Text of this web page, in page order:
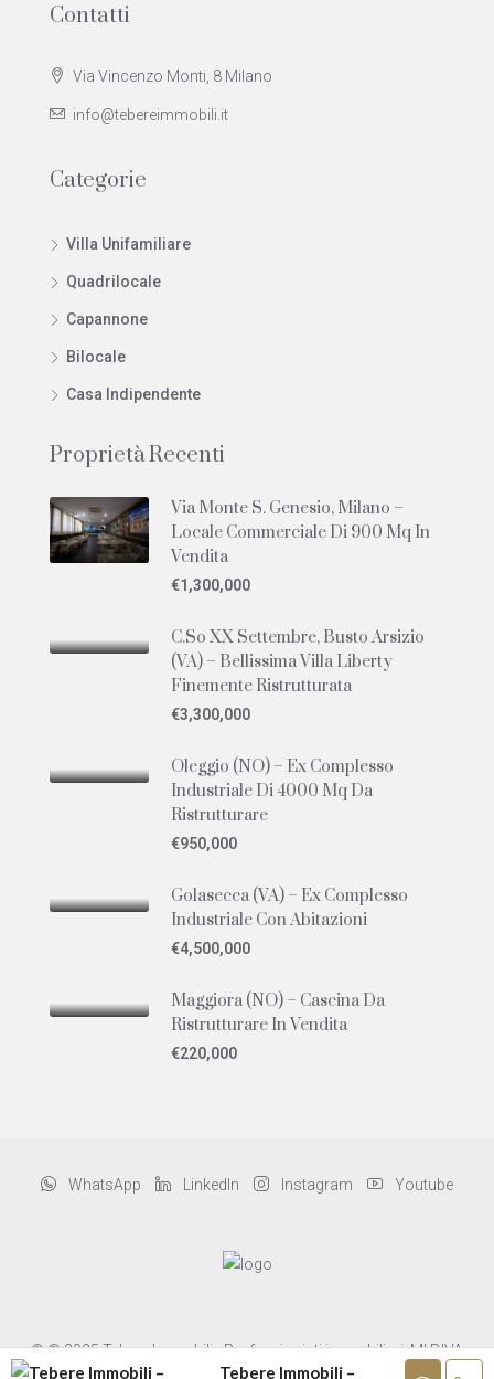
Contatti
Via Vincenzo Monti, 8 Milano
info@tebereimmobili.it
Categorie
Villa Unifamiliare
Quadrilocale
Capannone
Bilocale
Casa Indipendente
Proprietà Recenti
Via Monte S. Genesio, Milano –
Locale Commerciale Di 900 Mq In
Vendita
€1,300,000
C.so XX Settembre, Busto Arsizio
(VA) – Bellissima Villa Liberty
Finemente Ristrutturata
€3,300,000
Oleggio (NO) – Ex Complesso
Industriale Di 4000 Mq Da
Ristrutturare
€950,000
Golasecca (VA) – Ex Complesso
Industriale Con Abitazioni
€4,500,000
Maggiora (NO) – Cascina Da
Ristrutturare In Vendita
€220,000
WhatsApp LinkedIn Instagram Youtube
© © 2025 Tebere Immobili - Professionisti immobiliari. MI P.IVA
Tebere Immobili –